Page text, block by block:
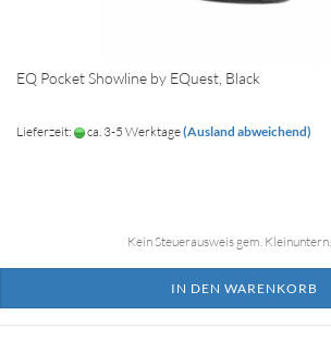
EQ Pocket Showline by EQuest, Black
Lieferzeit: ca. 3-5 Werktage(Ausland abweichend)
Kein Steuerausweis gem.
IN DEN WARENKORB